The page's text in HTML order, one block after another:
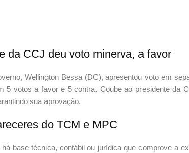
da CCJ deu voto minerva, a favor
Wellington Bessa (DC), apresentou voto em
5 votos a favor e 5 contra. Coube ao presidente da
sua aprovação.
do TCM e MPC
base técnica, contábil ou jurídica que comprove a